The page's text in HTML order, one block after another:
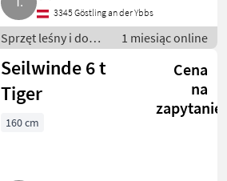
3345 Göstling an der Ybbs
Sprzęt leśny i do
obróbki drewna /
Wciągarki linowe
1 miesiąc online
Seilwinde 6 t
Tiger
Cena
na
zapytanie
160 cm